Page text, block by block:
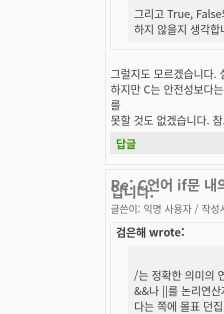
그리고 True,
하지 않을지 생각합
그럴지도 모르겠습니다
하지만 C는 안전성보다
를
못할 것도 없겠습니다.
답글
Re: C언어 if문 내
입니다.
글쓴이: 익명 사용자 / 작성
검은해 wrote:
/는 정확한 의미의
&&나 ||를 논리연
다는 쪽에 몰표 던